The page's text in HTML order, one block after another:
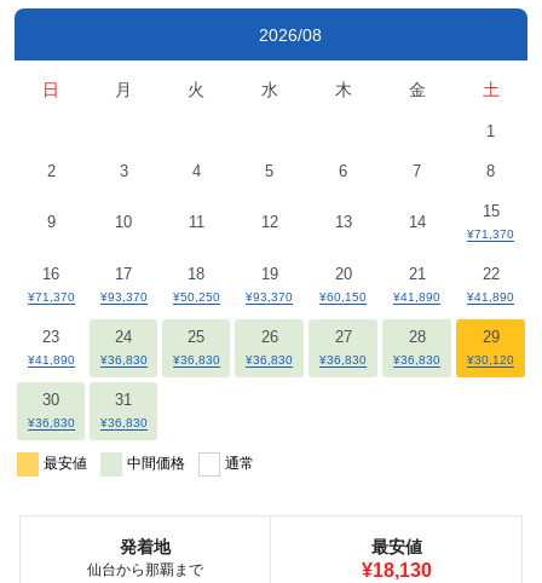
2026/08
日 月 火 水 木 金 土
1
2 3 4 5 6 7 8
9 10 11 12 13 14
15
¥71,370
16
¥71,370
17
¥93,370
18
¥50,250
19
¥93,370
20
¥60,150
21
¥41,890
22
¥41,890
23
¥41,890
24
¥36,830
25
¥36,830
26
¥36,830
27
¥36,830
28
¥36,830
29
¥30,120
30
¥36,830
31
¥36,830
最安値 中間価格 通常
発着地
仙台から那覇まで
最安値
¥18,130